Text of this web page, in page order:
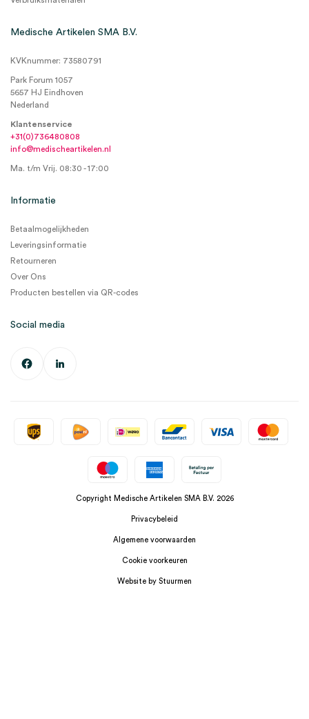
Medische Artikelen SMA B.V.
KVKnummer: 73580791
Park Forum 1057
5657 HJ Eindhoven
Nederland
Klantenservice
+31(0)736480808
info@medischeartikelen.nl
Ma. t/m Vrij. 08:30 - 17:00
Informatie
Betaalmogelijkheden
Leveringsinformatie
Retourneren
Over Ons
Producten bestellen via QR-codes
Social media
Copyright Medische Artikelen SMA B.V. 2026
Privacybeleid
Algemene voorwaarden
Cookie voorkeuren
Website by Stuurmen